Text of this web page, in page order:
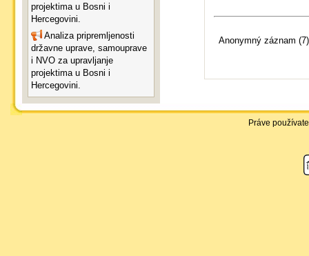
Anonymný záznam (7)
projektima u Bosni i
Hercegovini.
Analiza pripremljenosti
državne uprave, samouprave
i NVO za upravljanje
projektima u Bosni i
Hercegovini.
Práve